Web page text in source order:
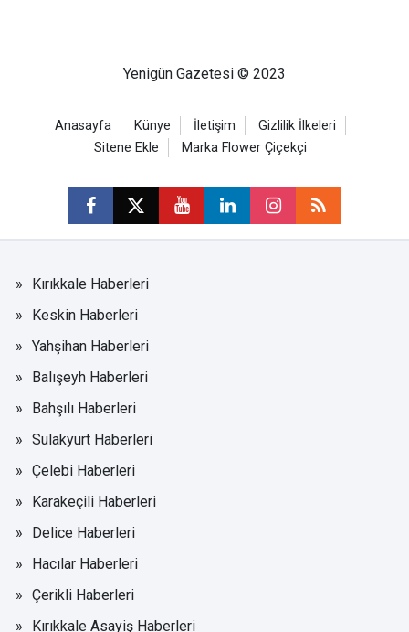
Yenigün Gazetesi © 2023
Anasayfa Künye İletişim
Gizlilik İlkeleri
Sitene Ekle
Marka Flower Çiçekçi
Kırıkkale Haberleri
Keskin Haberleri
Yahşihan Haberleri
Balışeyh Haberleri
Bahşılı Haberleri
Sulakyurt Haberleri
Çelebi Haberleri
Karakeçili Haberleri
Delice Haberleri
Hacılar Haberleri
Çerikli Haberleri
Kırıkkale Asayiş Haberleri